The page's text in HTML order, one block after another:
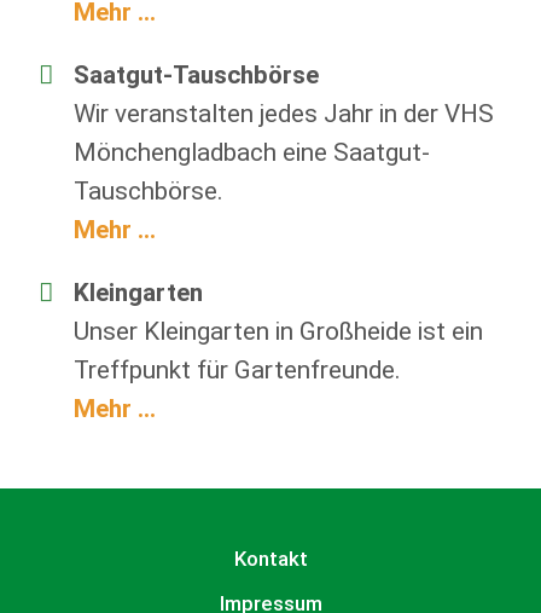
Mehr ...
Saatgut-Tauschbörse
Wir veranstalten jedes Jahr in der VHS
Mönchengladbach eine Saatgut-
Tauschbörse.
Mehr ...
Kleingarten
Unser Kleingarten in Großheide ist ein
Treffpunkt für Gartenfreunde.
Mehr ...
Kontakt
Impressum